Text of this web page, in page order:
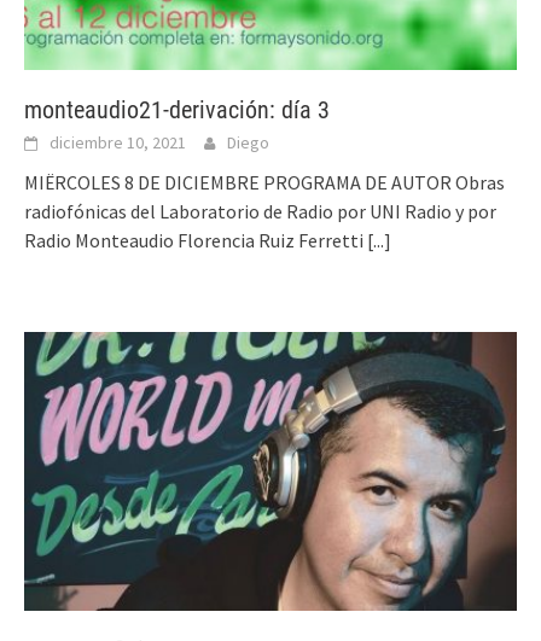
monteaudio21-derivación: día 3
diciembre 10, 2021 Diego
MIËRCOLES 8 DE DICIEMBRE PROGRAMA DE AUTOR Obras
radiofónicas del Laboratorio de Radio por UNI Radio y por
Radio Monteaudio Florencia Ruiz Ferretti [...]